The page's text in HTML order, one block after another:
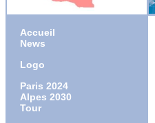
Accueil
News
Logo
Paris 2024
Alpes 2030
Tour